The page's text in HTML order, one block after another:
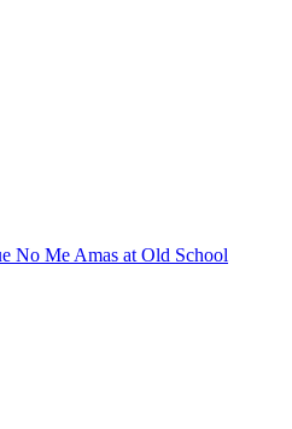
No Me Amas at Old School